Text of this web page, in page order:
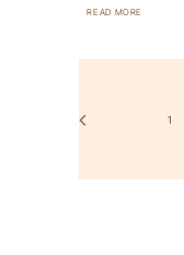
READ MORE
1